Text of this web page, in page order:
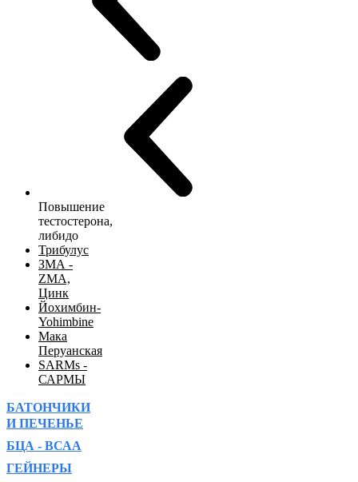
Повышение
тестостерона,
либидо
Трибулус
ЗМА -
ZMA,
Цинк
Йохимбин-
Yohimbine
Мака
Перуанская
SARMs -
САРМЫ
БАТОНЧИКИ
И ПЕЧЕНЬЕ
БЦА - ВСАА
ГЕЙНЕРЫ